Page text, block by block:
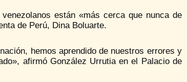
están «más cerca que nunca de
de Perú, Dina Boluarte.
hemos aprendido de nuestros errores y
afirmó González Urrutia en el Palacio de